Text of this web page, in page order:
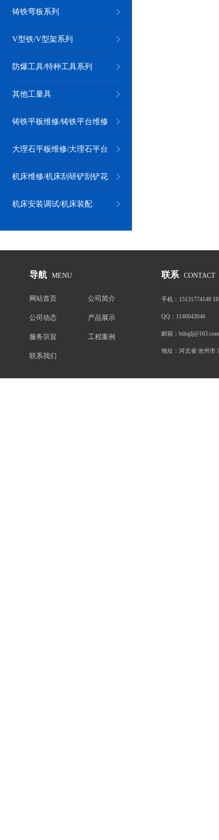
系列
铸铁弯板系列
V型铁/V型架系列
防爆工具/特种工具系列
其他工量具
铸铁平板维修/铸铁平台维修
大理石平板维修/大理石平台
维修
机床维修/机床刮研铲刮铲花
机床安装调试/机床装配
导航 MENU
网站首页 公司简介
公司动态 产品展示
服务宗旨 工程案例
联系我们
联系 CONTACT
手机： 15131774148
QQ： 1140043046
邮箱： btlnglj@163.com
地址： 河北省 沧州市